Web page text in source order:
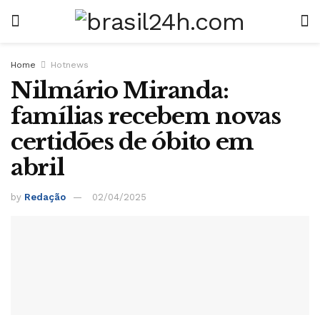
Home Hotnews
Nilmário Miranda:
famílias recebem novas
certidões de óbito em
abril
by Redação 02/04/2025